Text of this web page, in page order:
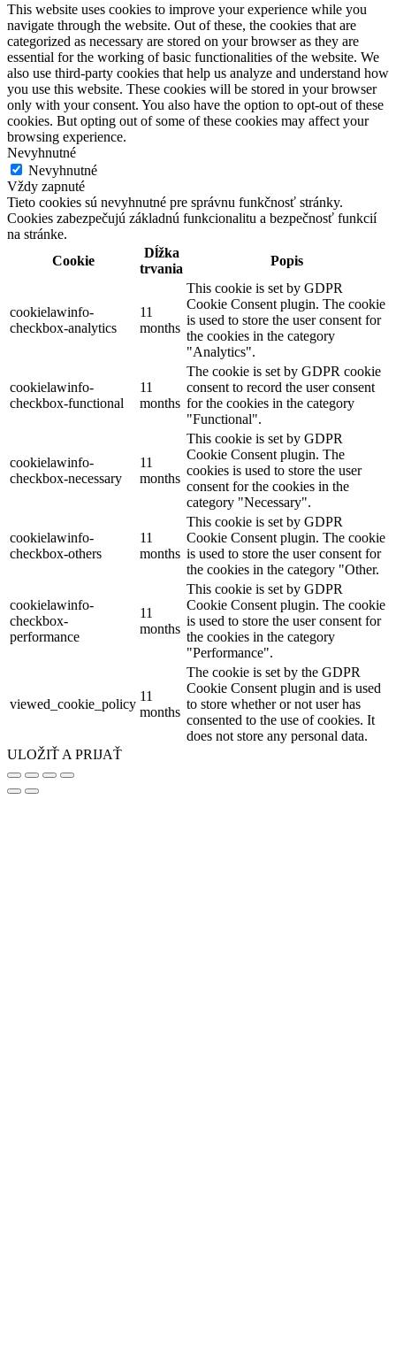
This website uses cookies to improve your experience while you
navigate through the website. Out of these, the cookies that are
categorized as necessary are stored on your browser as they are
essential for the working of basic functionalities of the website. We
also use third-party cookies that help us analyze and understand how
you use this website. These cookies will be stored in your browser
only with your consent. You also have the option to opt-out of these
cookies. But opting out of some of these cookies may affect your
browsing experience.
Nevyhnutné
Nevyhnutné
Vždy zapnuté
Tieto cookies sú nevyhnutné pre správnu funkčnosť stránky.
Cookies zabezpečujú základnú funkcionalitu a bezpečnosť funkcií
na stránke.
Cookie
Dĺžka
trvania
Popis
cookielawinfo-
checkbox-analytics
11
months
This cookie is set by GDPR
Cookie Consent plugin. The cookie
is used to store the user consent for
the cookies in the category
"Analytics".
cookielawinfo-
checkbox-functional
11
months
The cookie is set by GDPR cookie
consent to record the user consent
for the cookies in the category
"Functional".
cookielawinfo-
checkbox-necessary
11
months
This cookie is set by GDPR
Cookie Consent plugin. The
cookies is used to store the user
consent for the cookies in the
category "Necessary".
cookielawinfo-
checkbox-others
11
months
This cookie is set by GDPR
Cookie Consent plugin. The cookie
is used to store the user consent for
the cookies in the category "Other.
cookielawinfo-
checkbox-
performance
11
months
This cookie is set by GDPR
Cookie Consent plugin. The cookie
is used to store the user consent for
the cookies in the category
"Performance".
viewed_cookie_policy
11
months
The cookie is set by the GDPR
Cookie Consent plugin and is used
to store whether or not user has
consented to the use of cookies. It
does not store any personal data.
ULOŽIŤ A PRIJAŤ